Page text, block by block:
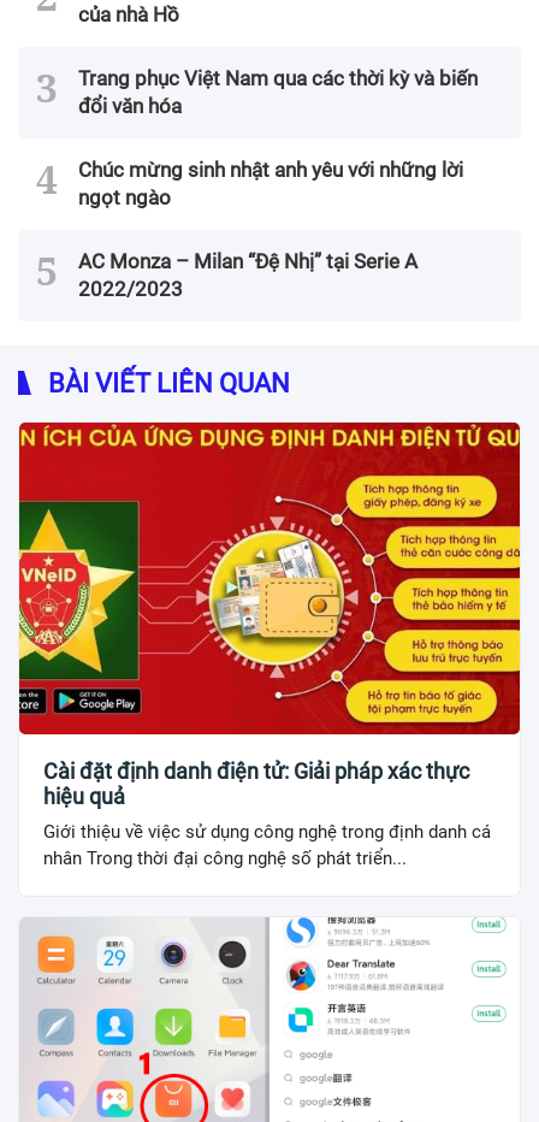
của nhà Hồ
Trang phục Việt Nam qua các thời kỳ và biến
đổi văn hóa
Chúc mừng sinh nhật anh yêu với những lời
ngọt ngào
AC Monza – Milan “Đệ Nhị” tại Serie A
2022/2023
BÀI VIẾT LIÊN QUAN
Cài đặt định danh điện tử: Giải pháp xác thực
hiệu quả
Giới thiệu về việc sử dụng công nghệ trong định danh cá
nhân Trong thời đại công nghệ số phát triển...